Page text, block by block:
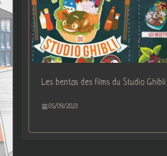
Les bentos des films du Studio Ghibli
05/09/2023